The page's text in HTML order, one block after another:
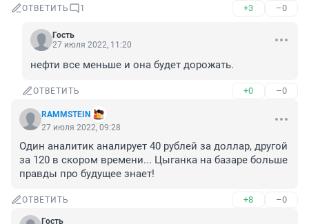
ОТВЕТИТЬ 1 +3 –0
Гость
27 июля 2022, 11:20
нефти все меньше и она будет дорожать.
ОТВЕТИТЬ +0 –0
RAMMSTEIN
27 июля 2022, 09:28
Один аналитик аналирует 40 рублей за доллар, другой
за 120 в скором времени... Цыганка на базаре больше
правды про будущее знает!
ОТВЕТИТЬ +8 –0
Гость